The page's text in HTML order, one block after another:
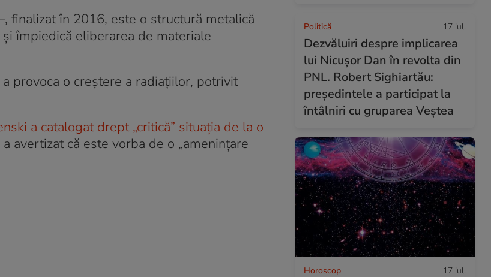
finalizat în 2016, este o structură metalică
împiedică eliberarea de materiale
provoca o creştere a radiaţiilor, potrivit
a catalogat drept „critică” situaţia de la o
avertizat că este vorba de o „amenințare
Politică 17 iul.
Dezvăluiri despre implicarea
lui Nicușor Dan în revolta din
PNL. Robert Sighiartău:
președintele a participat la
întâlniri cu gruparea Veștea
Horoscop 17 iul.